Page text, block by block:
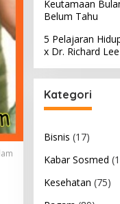
Keutamaan
Belum Tahu
5 Pelajaran
x Dr. Richard
Kategori
Bisnis (17)
Kabar Sosmed
Kesehatan (75)